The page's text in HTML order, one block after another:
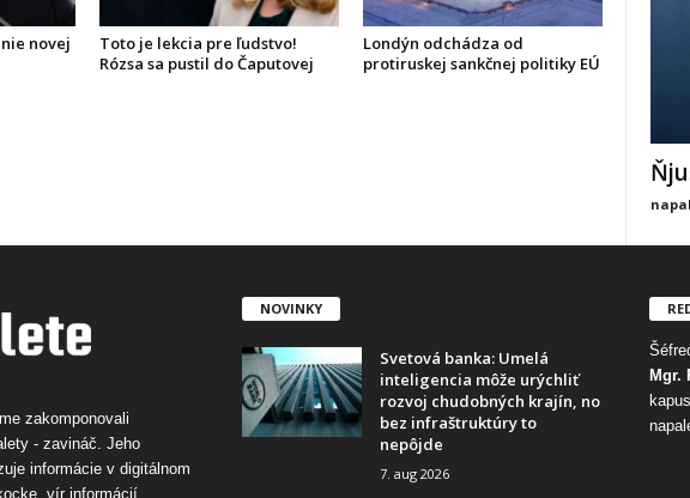
novej
Toto je lekcia pre ľudstvo!
Rózsa sa pustil do Čaputovej
Londýn odchádza od
protiruskej sankčnej politiky EÚ
zakomponovali
- zavináč. Jeho
informácie v digitálnom
vír informácií.
NOVINKY
Svetová banka: Umelá
inteligencia môže urýchliť
rozvoj chudobných krajín, no
bez infraštruktúry to
nepôjde
7. aug 2026
Mgr.